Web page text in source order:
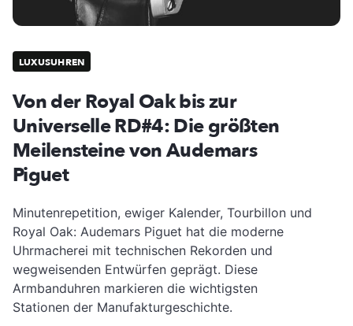
LUXUSUHREN
Von der Royal Oak bis zur
Universelle RD#4: Die größten
Meilensteine von Audemars
Piguet
Minutenrepetition, ewiger Kalender, Tourbillon und
Royal Oak: Audemars Piguet hat die moderne
Uhrmacherei mit technischen Rekorden und
wegweisenden Entwürfen geprägt. Diese
Armbanduhren markieren die wichtigsten
Stationen der Manufakturgeschichte.